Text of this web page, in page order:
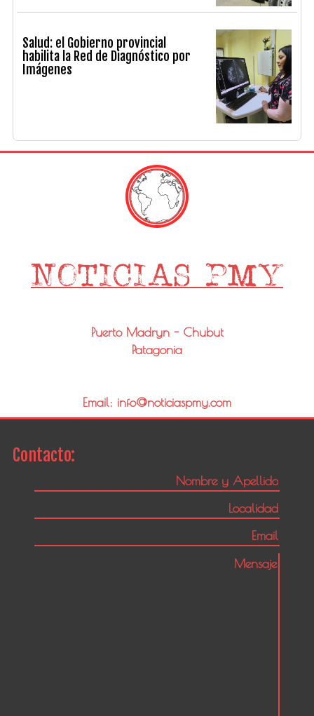
Salud: el Gobierno provincial
habilita la Red de Diagnóstico por
Imágenes
Puerto Madryn - Chubut
Patagonia
Email: info@noticiaspmy.com
Contacto: